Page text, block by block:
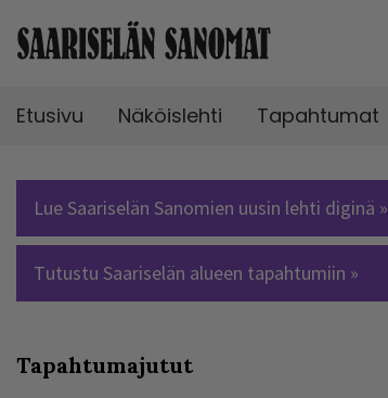
Etusivu Näköislehti Tapahtumat
Lue Saariselän Sanomien uusin lehti diginä »
Tutustu Saariselän alueen tapahtumiin »
Tapahtumajutut